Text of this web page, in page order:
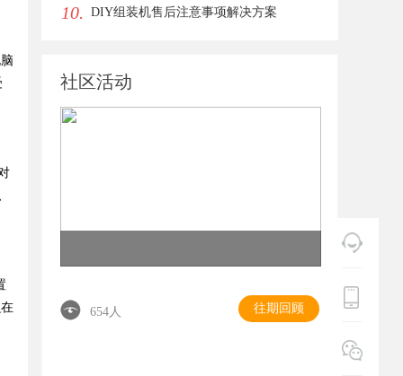
10. DIY组装机售后注意事项解决方案
社区活动
654人 往期回顾